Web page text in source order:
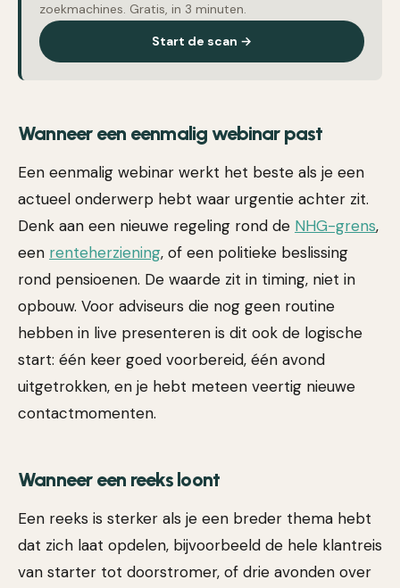
zoekmachines. Gratis, in 3 minuten.
Start de scan →
Wanneer een eenmalig webinar past
Een eenmalig webinar werkt het beste als je een
actueel onderwerp hebt waar urgentie achter zit.
Denk aan een nieuwe regeling rond de NHG-grens,
een renteherziening, of een politieke beslissing
rond pensioenen. De waarde zit in timing, niet in
opbouw. Voor adviseurs die nog geen routine
hebben in live presenteren is dit ook de logische
start: één keer goed voorbereid, één avond
uitgetrokken, en je hebt meteen veertig nieuwe
contactmomenten.
Wanneer een reeks loont
Een reeks is sterker als je een breder thema hebt
dat zich laat opdelen, bijvoorbeeld de hele klantreis
van starter tot doorstromer, of drie avonden over